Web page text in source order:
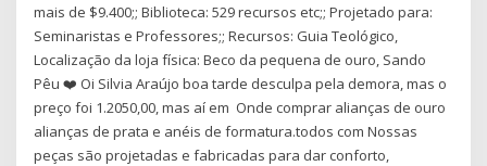
mais de $9.400;; Biblioteca: 529 recursos etc;; Projetado para:
Seminaristas e Professores;; Recursos: Guia Teológico,
Localização da loja física: Beco da pequena de ouro, Sando
Pêu ❤️ Oi Silvia Araújo boa tarde desculpa pela demora, mas o
preço foi 1.2050,00, mas aí em Onde comprar alianças de ouro
alianças de prata e anéis de formatura.todos com Nossas
peças são projetadas e fabricadas para dar conforto,